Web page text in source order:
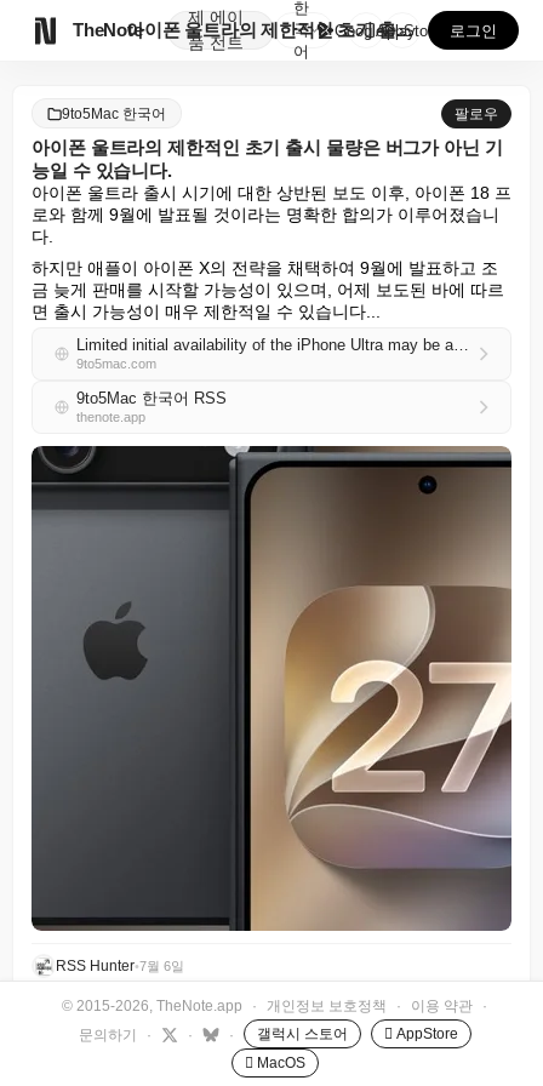
TheNote
제
품
에이
전트
아이폰 울트라의 제한적인 초기 출시 물량은 버그가 아닌...
한
국
어
GooglePlay
AppStore 로그인
9to5Mac 한국어 팔로우
아이폰 울트라의 제한적인 초기 출시 물량은 버그가 아닌 기
능일 수 있습니다.
아이폰 울트라 출시 시기에 대한 상반된 보도 이후, 아이폰 18 프
로와 함께 9월에 발표될 것이라는 명확한 합의가 이루어졌습니
다.
하지만 애플이 아이폰 X의 전략을 채택하여 9월에 발표하고 조
금 늦게 판매를 시작할 가능성이 있으며, 어제 보도된 바에 따르
면 출시 가능성이 매우 제한적일 수 있습니다...
Limited initial availability of the iPhone Ultra may be a feature, not a bug
9to5mac.com
9to5Mac 한국어 RSS
thenote.app
RSS Hunter•7월 6일
© 2015-2026, TheNote.app · 개인정보 보호정책 · 이용 약관
·
문의하기
· · · 갤럭시 스토어
 AppStore
 MacOS